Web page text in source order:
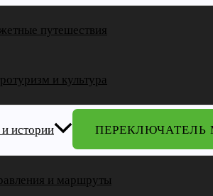
путешествия
и культура
истории
и маршруты